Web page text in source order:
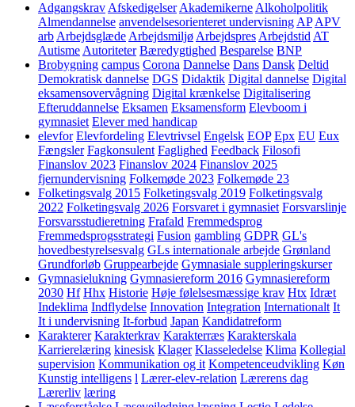
Adgangskrav Afskedigelser Akademikerne Alkoholpolitik
Almendannelse anvendelsesorienteret undervisning AP APV
arb Arbejdsglæde Arbejdsmiljø Arbejdspres Arbejdstid AT
Autisme Autoriteter Bæredygtighed Besparelse BNP
Brobygning campus Corona Dannelse Dans Dansk Deltid
Demokratisk dannelse DGS Didaktik Digital dannelse Digital
eksamensovervågning Digital krænkelse Digitalisering
Efteruddannelse Eksamen Eksamensform Elevboom i
gymnasiet Elever med handicap
elevfor Elevfordeling Elevtrivsel Engelsk EOP Epx EU Eux
Fængsler Fagkonsulent Faglighed Feedback Filosofi
Finanslov 2023 Finanslov 2024 Finanslov 2025
fjernundervisning Folkemøde 2023 Folkemøde 23
Folketingsvalg 2015 Folketingsvalg 2019 Folketingsvalg
2022 Folketingsvalg 2026 Forsvaret i gymnasiet Forsvarslinje
Forsvarsstudieretning Frafald Fremmedsprog
Fremmedsprogsstrategi Fusion gambling GDPR GL's
hovedbestyrelsesvalg GLs internationale arbejde Grønland
Grundforløb Gruppearbejde Gymnasiale suppleringskurser
Gymnasielukning Gymnasiereform 2016 Gymnasiereform
2030 Hf Hhx Historie Høje følelsesmæssige krav Htx Idræt
Indeklima Indflydelse Innovation Integration Internationalt It
It i undervisning It-forbud Japan Kandidatreform
Karakterer Karakterkrav Karakterræs Karakterskala
Karrierelæring kinesisk Klager Klasseledelse Klima Kollegial
supervision Kommunikation og it Kompetenceudvikling Køn
Kunstig intelligens l Lærer-elev-relation Lærerens dag
Lærerliv læring